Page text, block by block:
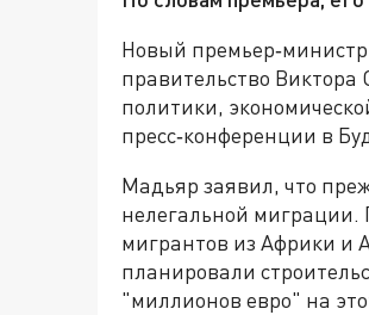
Новый
правительство
политики,
пресс‑конференции в
Мадьяр заявил, что
нелегальной миграции.
мигрантов из Африки и
планировали
"миллионов евро" на